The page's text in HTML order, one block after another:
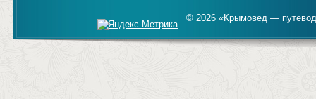
© 2026 «Крымовед —